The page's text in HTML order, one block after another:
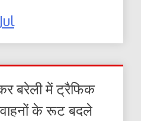
बरेली में ट्रैफिक
वाहनों के रूट बदले